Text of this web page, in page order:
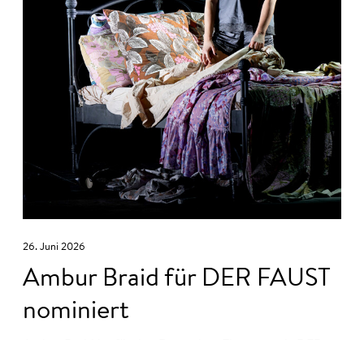
26. Juni 2026
Ambur Braid für DER FAUST
nominiert